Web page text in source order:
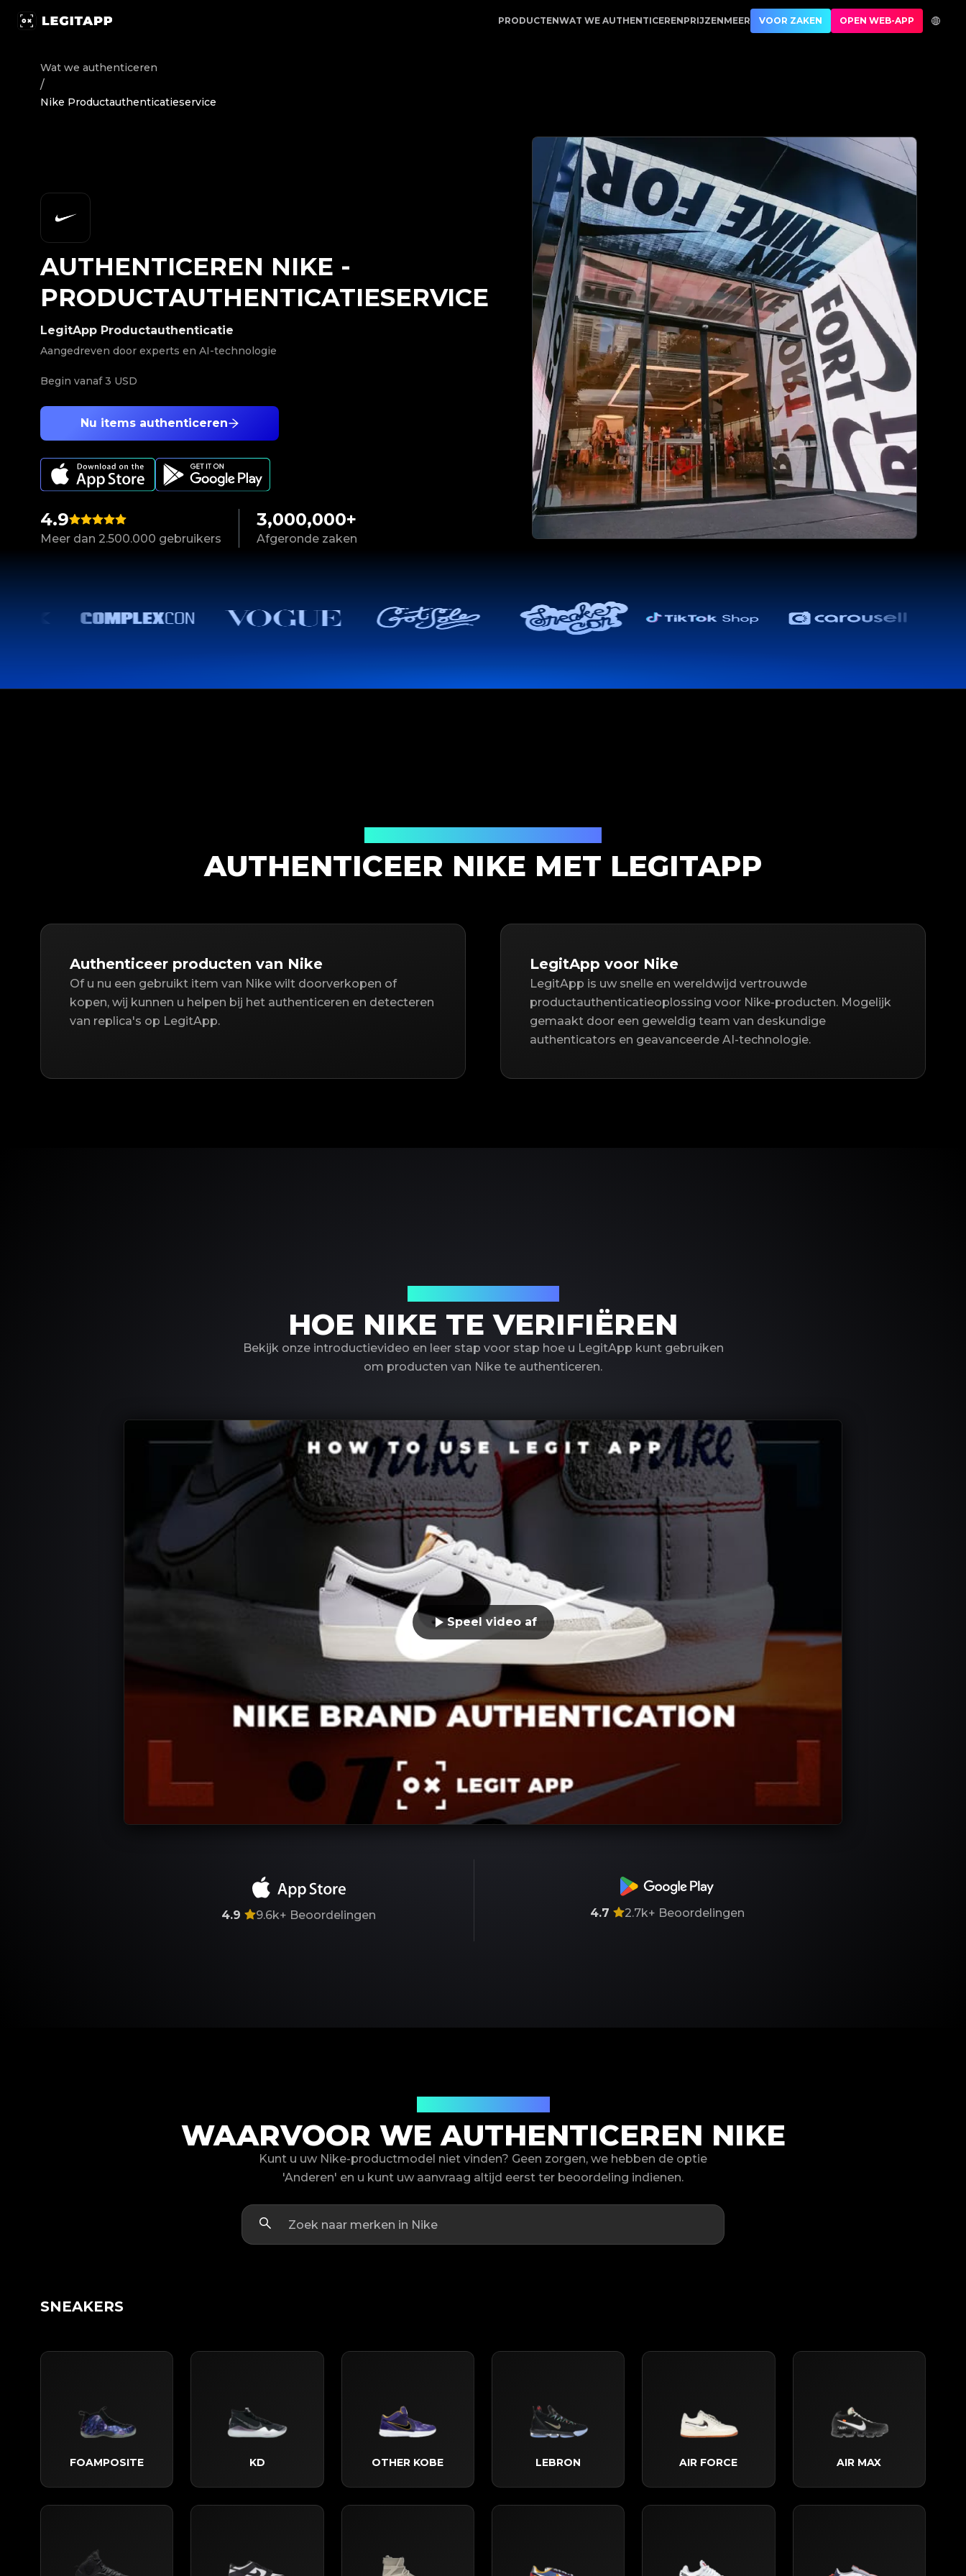
Authenticeren Nike - Productauthenticatieservice | LegitApp | Uw betrouwbare partner voor luxe productauthenticatie | No.1 Best Authentication
PRODUCTENWAT WE AUTHENTICERENPRIJZENMEER VOOR ZAKEN OPEN WEB-APP
Wat we authenticeren
/
Nike Productauthenticatieservice
4.9
Meer dan 2.500.000 gebruikers
3,000,000+
Afgeronde zaken
Nu items authenticeren
LegitApp Productauthenticatie
Aangedreven door experts en AI-technologie
Begin vanaf3 USD
AUTHENTICEREN NIKE -
PRODUCTAUTHENTICATIESERVICE
AUTHENTICEER NIKE MET LEGITAPP
Authenticeer producten van Nike
Of u nu een gebruikt item van Nike wilt doorverkopen of
kopen, wij kunnen u helpen bij het authenticeren en detecteren
van replica's op LegitApp.
LegitApp voor Nike
LegitApp is uw snelle en wereldwijd vertrouwde
productauthenticatieoplossing voor Nike-producten. Mogelijk
gemaakt door een geweldig team van deskundige
authenticators en geavanceerde AI-technologie.
HOE NIKE TE VERIFIËREN
Bekijk onze introductievideo en leer stap voor stap hoe u LegitApp kunt gebruiken
om producten van Nike te authenticeren.
Speel video af
4.9 9.6k+ Beoordelingen 4.7 2.7k+ Beoordelingen
WAARVOOR WE AUTHENTICEREN NIKE
Kunt u uw Nike-productmodel niet vinden? Geen zorgen, we hebben de optie
'Anderen' en u kunt uw aanvraag altijd eerst ter beoordeling indienen.
SNEAKERS
FOAMPOSITE KD OTHER KOBE LEBRON AIR FORCE AIR MAX